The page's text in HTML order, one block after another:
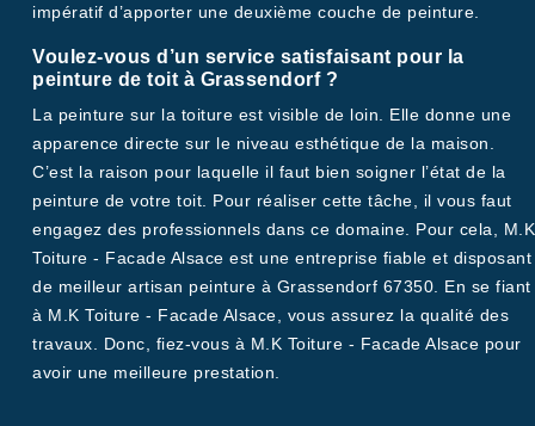
impératif d’apporter une deuxième couche de peinture.
Voulez-vous d’un service satisfaisant pour la
peinture de toit à Grassendorf ?
La peinture sur la toiture est visible de loin. Elle donne une
apparence directe sur le niveau esthétique de la maison.
C’est la raison pour laquelle il faut bien soigner l’état de la
peinture de votre toit. Pour réaliser cette tâche, il vous faut
engagez des professionnels dans ce domaine. Pour cela, M.K
Toiture - Facade Alsace est une entreprise fiable et disposant
de meilleur artisan peinture à Grassendorf 67350. En se fiant
à M.K Toiture - Facade Alsace, vous assurez la qualité des
travaux. Donc, fiez-vous à M.K Toiture - Facade Alsace pour
avoir une meilleure prestation.